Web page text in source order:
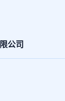
公司